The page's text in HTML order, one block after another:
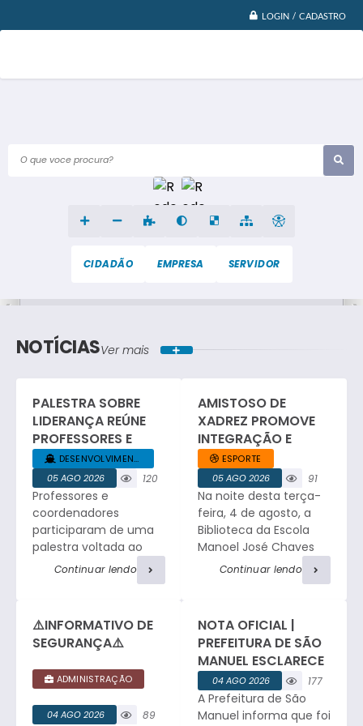
LOGIN / CADASTRO
O que voce procura?
CIDADÃO EMPRESA SERVIDOR
NOTÍCIASVer mais
PALESTRA SOBRE
LIDERANÇA REÚNE
PROFESSORES E
COORDENADORES
DA REDE MUNICIPAL
05 AGO 2026
DESENVOLVIMENTO... +1
120
ões
Professores e
coordenadores
participaram de uma
palestra voltada ao
desenvolvimento da
liderança no ambiente
troca de experiências
e atividades de
integração. César
Ribeiro, Consultor e
iniciou o encontro
Continuar lendo
AMISTOSO DE
XADREZ PROMOVE
INTEGRAÇÃO E
ESPÍRITO ESPORTIVO
EM SÃO MANUEL.
05 AGO 2026
ESPORTE
91
visualizaç
ões
Na noite desta terça-
feira, 4 de agosto, a
Biblioteca da Escola
Manoel José Chaves
sediou um amistoso
tradicional equipe de
São Manuel. O
encontro reuniu
enxadristas em
partidas de alto nível,
proporcionando a
Continuar lendo
⚠️INFORMATIVO DE
SEGURANÇA⚠️
04 AGO 2026
ADMINISTRAÇÃO
89
NOTA OFICIAL |
PREFEITURA DE SÃO
MANUEL ESCLARECE
OCORRÊNCIA DE
FURTO NO
CEMITÉRIO
04 AGO 2026
177
visualizaç
ões
A Prefeitura de São
Manuel informa que foi